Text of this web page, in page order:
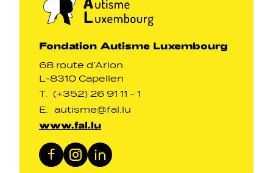
Fondation Autisme Luxembourg
68 route d’Arlon
L-8310 Capellen
T.
(+352) 26 91 11 - 1
E.
autisme@fal.lu
www.fal.lu
Facebook
Instagram
LinkedIn